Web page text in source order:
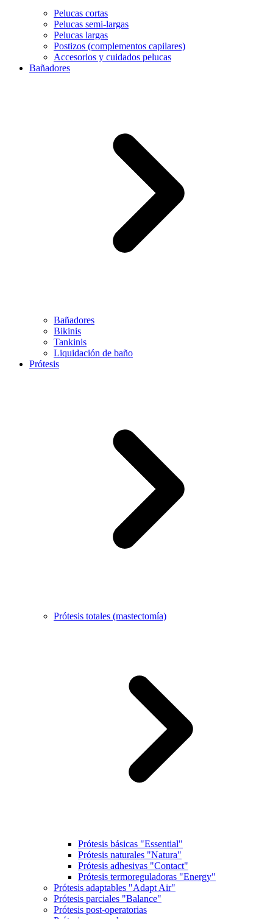
Pelucas cortas
Pelucas semi-largas
Pelucas largas
Postizos (complementos capilares)
Accesorios y cuidados pelucas
Bañadores
Bañadores
Bikinis
Tankinis
Liquidación de baño
Prótesis
Prótesis totales (mastectomía)
Prótesis básicas "Essential"
Prótesis naturales "Natura"
Prótesis adhesivas "Contact"
Prótesis termoreguladoras "Energy"
Prótesis adaptables "Adapt Air"
Prótesis parciales "Balance"
Prótesis post-operatorias